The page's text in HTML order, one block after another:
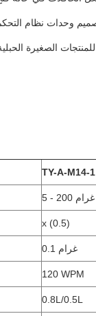
5 - 200 غرام
x (0.5)
0.1 غرام
120 WPM
0.8L/0.5L